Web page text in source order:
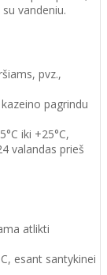
vandeniu.
pvz.,
pagrindu
iki +25°C,
valandas prieš
atlikti
esant santykinei